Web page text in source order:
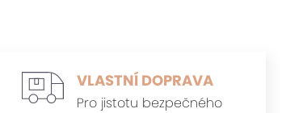
VLASTNÍ DOPRAVA
Pro jistotu bezpečného